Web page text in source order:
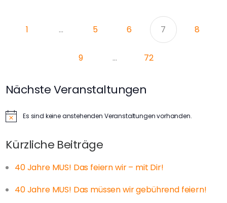
1 … 5 6 7 8
9 … 72
Nächste Veranstaltungen
HinweisEs sind keine anstehenden Veranstaltungen vorhanden.
Kürzliche Beiträge
40 Jahre MUS! Das feiern wir – mit Dir!
40 Jahre MUS! Das müssen wir gebührend feiern!